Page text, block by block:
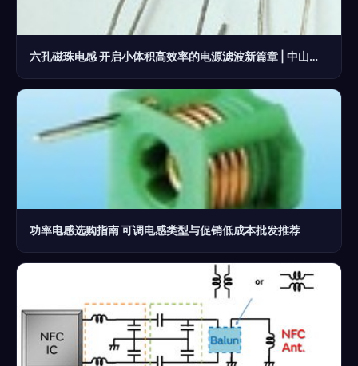
六孔磁珠电感 开启小体积高效率的电源滤波新篇章 | 中山梓惠电子制造赋能
功率电感选购指南 可调电感类型与促销低成本批发推荐